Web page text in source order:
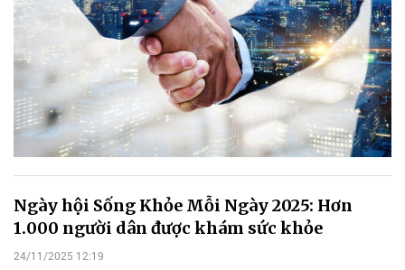
Ngày hội Sống Khỏe Mỗi Ngày 2025: Hơn
1.000 người dân được khám sức khỏe
24/11/2025 12:19